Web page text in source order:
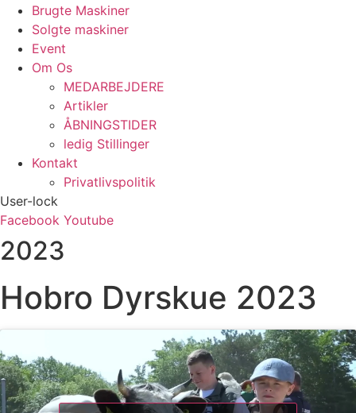
Brugte Maskiner
Solgte maskiner
Event
Om Os
MEDARBEJDERE
Artikler
ÅBNINGSTIDER
ledig Stillinger
Kontakt
Privatlivspolitik
User-lock
Facebook Youtube
2023
Hobro Dyrskue 2023